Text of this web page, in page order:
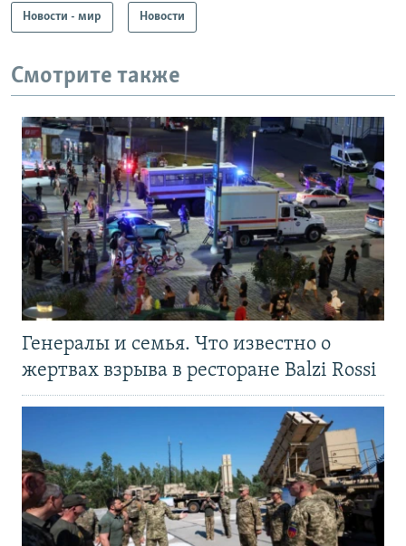
Новости - мир Новости
Смотрите также
Генералы и семья. Что известно о
жертвах взрыва в ресторане Balzi Rossi